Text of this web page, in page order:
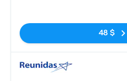
48 $